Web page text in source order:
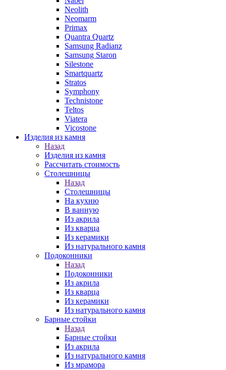
Neolith
Neomarm
Primax
Quantra Quartz
Samsung Radianz
Samsung Staron
Silestone
Smartquartz
Stratos
Symphony
Technistone
Teltos
Viatera
Vicostone
Изделия из камня
Назад
Изделия из камня
Рассчитать стоимость
Столешницы
Назад
Столешницы
На кухню
В ванную
Из акрила
Из кварца
Из керамики
Из натурального камня
Подоконники
Назад
Подоконники
Из акрила
Из кварца
Из керамики
Из натурального камня
Барные стойки
Назад
Барные стойки
Из акрила
Из натурального камня
Из мрамора